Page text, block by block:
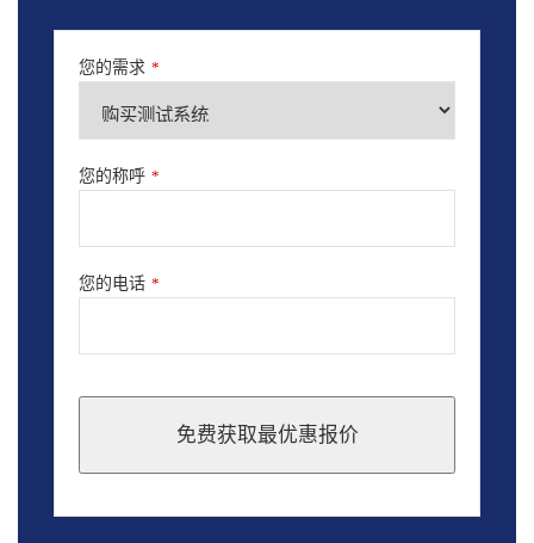
您的需求 *
您的称呼 *
您的电话 *
免费获取最优惠报价